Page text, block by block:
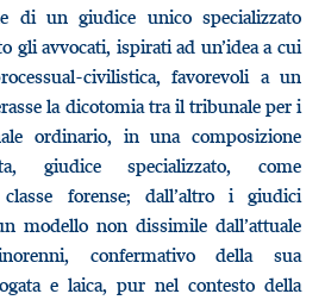
di un giudice unico specializzato
gli avvocati, ispirati ad un’idea a cui
civilistica, favorevoli a un
la dicotomia tra il tribunale per i
ordinario, in una composizione
giudice specializzato, come
forense; dall’altro i giudici
modello non dissimile dall’attuale
confermativo della sua
e laica, pur nel contesto della